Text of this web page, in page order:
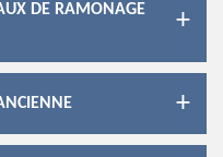
DE RAMONAGE